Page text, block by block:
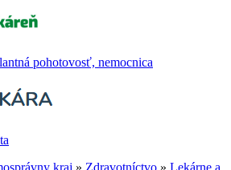
pohotovosť, nemocnica
kraj » Zdravotníctvo » Lekárne a